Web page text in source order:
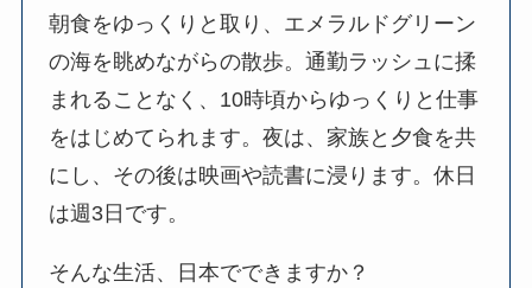
朝食をゆっくりと取り、エメラルドグリーン
の海を眺めながらの散歩。通勤ラッシュに揉
まれることなく、10時頃からゆっくりと仕事
をはじめてられます。夜は、家族と夕食を共
にし、その後は映画や読書に浸ります。休日
は週3日です。
そんな生活、日本でできますか？